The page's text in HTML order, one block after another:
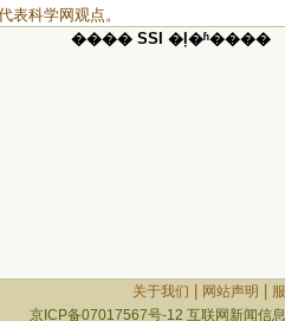
表科学网观点。
���� SSI �ļ�ʱ����
关于我们 网站声明
京ICP备07017567号-12 互联网新闻信